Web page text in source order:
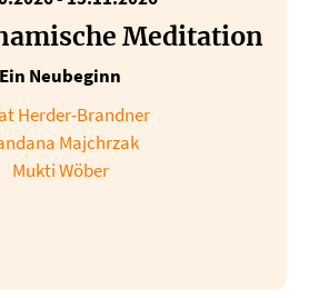
Meditation
Ein Neubeginn
Herder-Brandner
Majchrzak
Mukti Wöber